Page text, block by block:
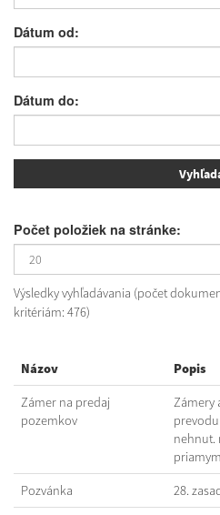
Dátum od:
Dátum do:
Počet položiek na stránke:
Výsledky vyhľadávania (počet
kritériám: 476)
Názov
Popis
Zámer na predaj
pozemkov
Zámery
nehnut.
Pozvánka 28.